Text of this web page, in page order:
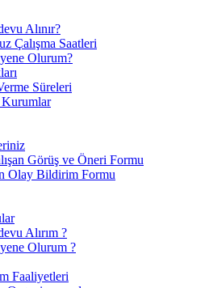
Alınır?
Çalışma Saatleri
Olurum?
Süreleri
Kurumlar
Görüş ve Öneri Formu
Olay Bildirim Formu
Alırım ?
Olurum ?
Faaliyetleri